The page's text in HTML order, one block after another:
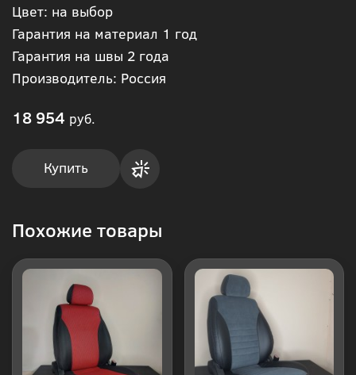
Цвет: на выбор
Гарантия на материал 1 год
Гарантия на швы 2 года
Производитель: Россия
18 954 руб.
Купить
Похожие товары